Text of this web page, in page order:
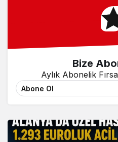
Bize
Aylık Abonelik
Abone Ol